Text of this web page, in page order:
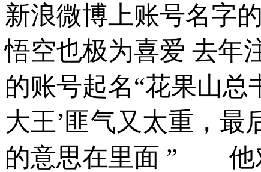
新浪微博上账号名
悟空也极为喜爱 去年
的账号起名“花果山总
大王’匪气又太重，
的意思在里面 ” 他